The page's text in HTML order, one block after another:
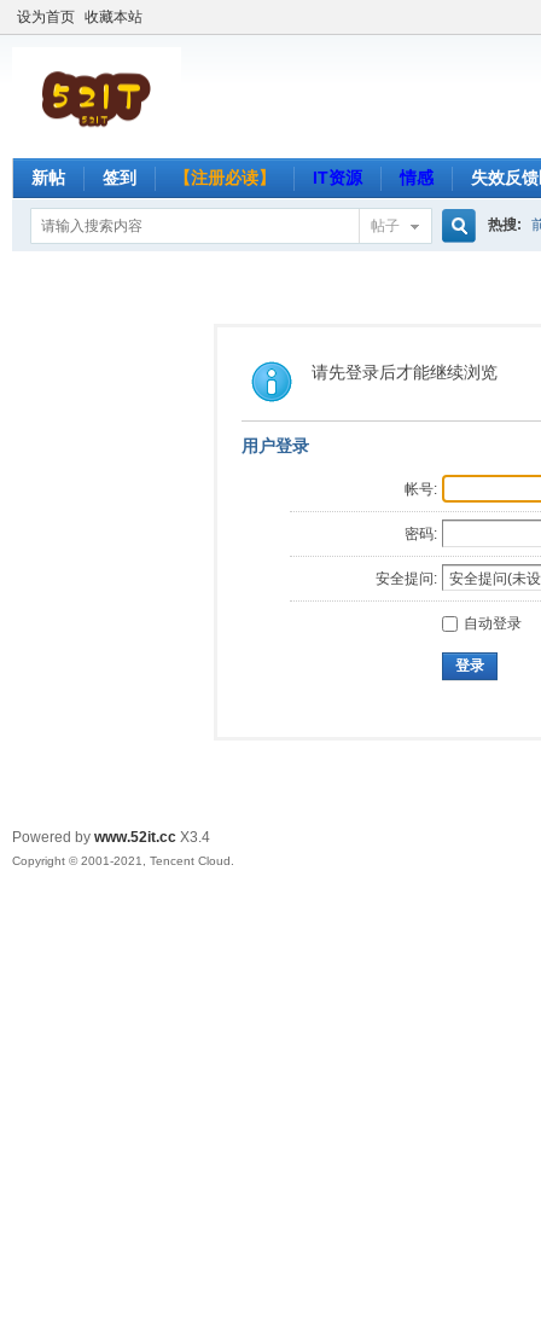
设为首页 收藏本站
新帖 签到 【注册必读】 IT资源 情感 失效反
帖子
索
热搜:
请先登录后才能继续浏览
用户登录
帐号:
密码:
安全提问:
自动登录
登录
Powered by www.52it.cc X3.4
Copyright © 2001-2021, Tencent Cloud.